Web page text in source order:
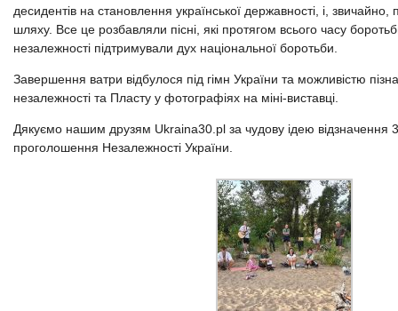
десидентів на становлення української державності, і,
шляху. Все це розбавляли пісні, які протягом всього часу
незалежності підтримували дух національної боротьби.
Завершення ватри відбулося під гімн України та можливістю
незалежності та Пласту у фотографіях на міні-виставці.
Дякуємо нашим друзям Ukraina30.pl за чудову ідею відзначення
проголошення Незалежності України.